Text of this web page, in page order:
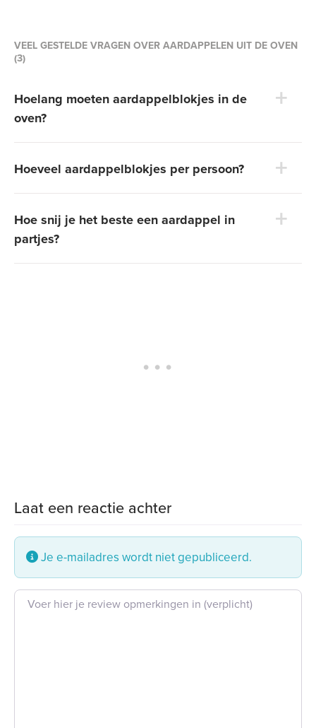
VEEL GESTELDE VRAGEN OVER AARDAPPELEN UIT DE OVEN
(3)
Hoelang moeten aardappelblokjes in de
oven?
Hoeveel aardappelblokjes per persoon?
Hoe snij je het beste een aardappel in
partjes?
Laat een reactie achter
Je e-mailadres wordt niet gepubliceerd.
Beoordeling tekst